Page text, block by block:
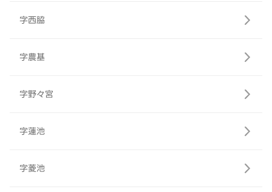
字西脇
字農基
字野々宮
字蓮池
字菱池